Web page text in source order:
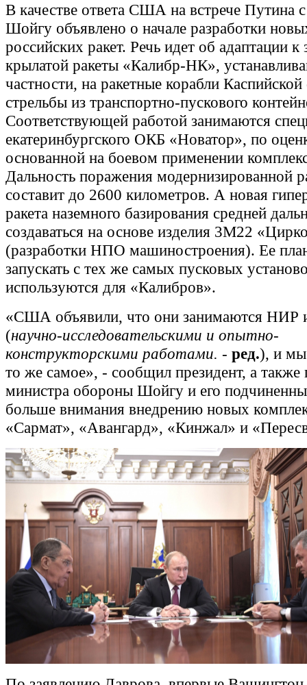
В качестве ответа США на встрече Путина
Шойгу объявлено о начале разработки
российских ракет. Речь идет об адаптации к
крылатой ракеты «Калибр-НК»,
частности, на ракетные корабли
стрельбы из транспортно-пускового
Соответствующей работой занимаются
екатеринбургского ОКБ «Новатор», по
основанной на боевом применении
Дальность поражения модернизированной
составит до 2600 километров. А новая
ракета наземного базирования средней
создаваться на основе изделия 3М22
(разработки НПО машиностроения). Ее
запускать с тех же самых пусковых
используются для «Калибров».
«США объявили, что они занимаются
(научно-исследовательскими и опытно-
конструкторскими работами. - ред.), и мы
то же самое», - сообщил президент, а также
министра обороны Шойгу и его
больше внимания внедрению новых
«Сармат», «Авангард», «Кинжал» и